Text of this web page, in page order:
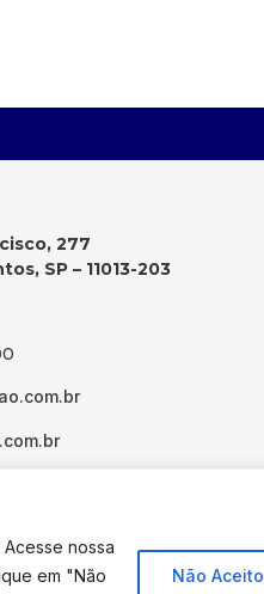
nossa
em "Não
Não Aceito
277
SP – 11013-203